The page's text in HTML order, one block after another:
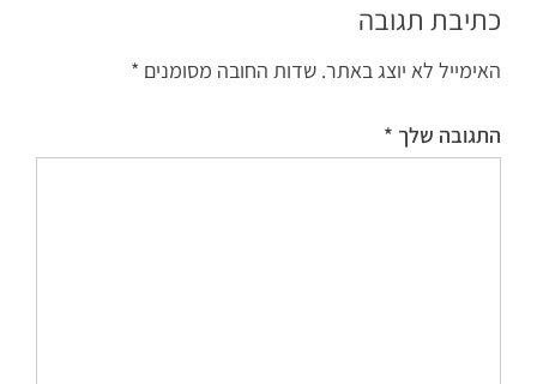
כתיבת תגובה
האימייל לא יוצג באתר. שדות החובה מסומנים *
התגובה שלך *